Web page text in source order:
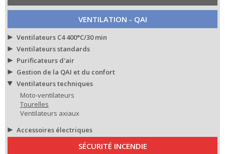
VENTILATION - QAI
Ventilateurs C4 400°C/30 min
Ventilateurs standards
Purificateurs d'air
Gestion de la QAI et du confort
Ventilateurs techniques
Moto-ventilateurs
Tourelles
Ventilateurs axiaux
Accessoires électriques
SÉCURITÉ INCENDIE